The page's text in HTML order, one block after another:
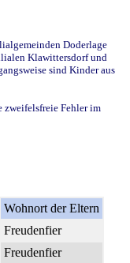
Doderlage
Klawittersdorf und
sind Kinder aus
zweifelsfreie Fehler im
Wohnort der Eltern
Freudenfier
Freudenfier